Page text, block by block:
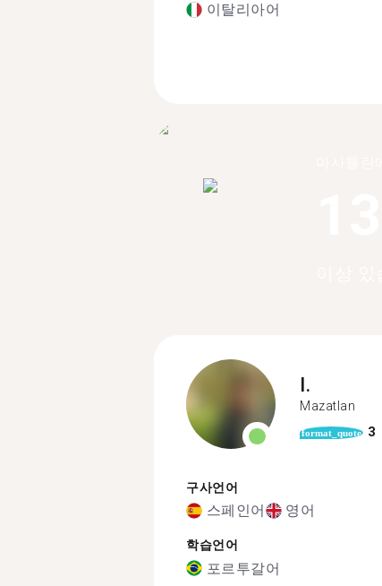
이탈리아어
I.
Mazatlan
format_quote 3
구사언어
스페인어 영어
학습언어
포르투갈어